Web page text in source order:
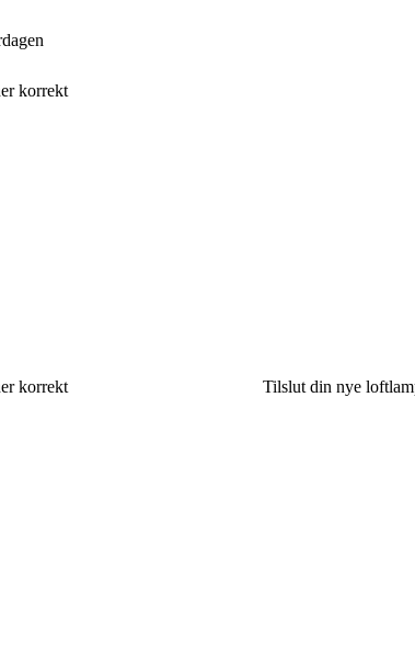
korrekt
korrekt Tilslut din nye